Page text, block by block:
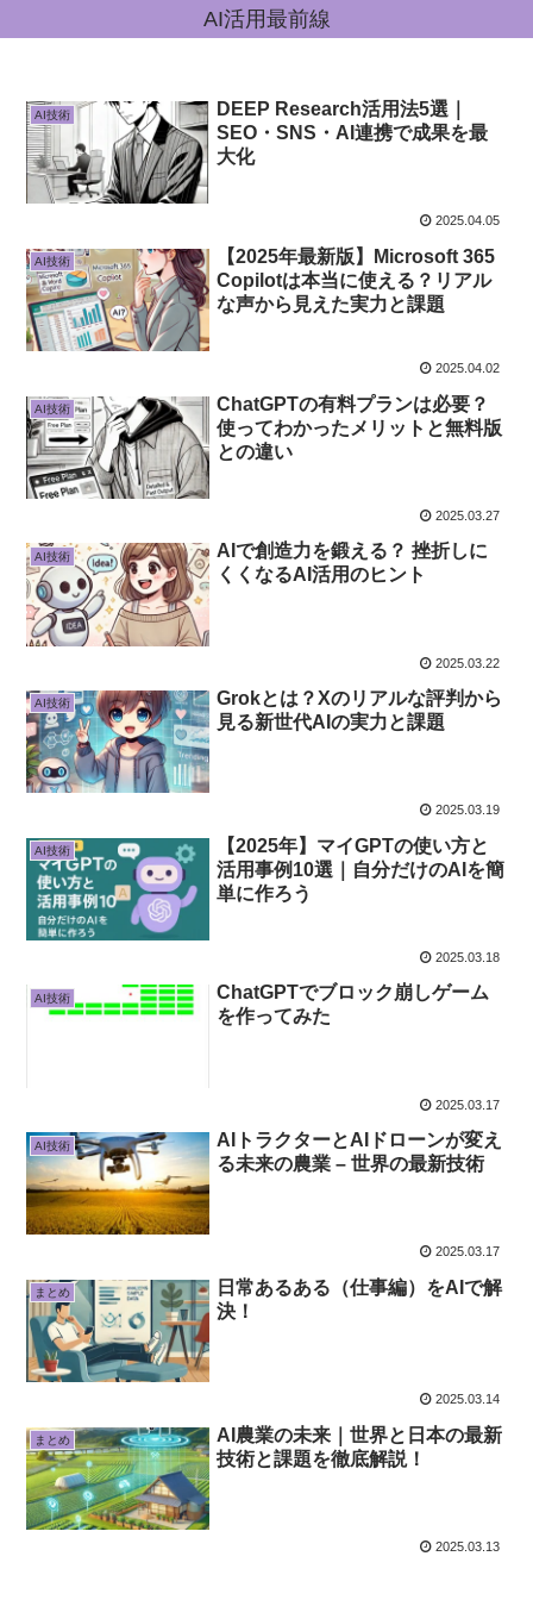
AI活用最前線
AI技術
DEEP Research活用法5選｜
SEO・SNS・AI連携で成果を最
大化
2025.04.05
AI技術
【2025年最新版】Microsoft 365
Copilotは本当に使える？リアル
な声から見えた実力と課題
2025.04.02
AI技術
ChatGPTの有料プランは必要？
使ってわかったメリットと無料版
との違い
2025.03.27
AI技術
AIで創造力を鍛える？ 挫折しに
くくなるAI活用のヒント
2025.03.22
AI技術
Grokとは？Xのリアルな評判から
見る新世代AIの実力と課題
2025.03.19
AI技術
【2025年】マイGPTの使い方と
活用事例10選｜自分だけのAIを簡
単に作ろう
2025.03.18
AI技術
ChatGPTでブロック崩しゲーム
を作ってみた
2025.03.17
AI技術
AIトラクターとAIドローンが変え
る未来の農業 – 世界の最新技術
2025.03.17
まとめ
日常あるある（仕事編）をAIで解
決！
2025.03.14
まとめ
AI農業の未来｜世界と日本の最新
技術と課題を徹底解説！
2025.03.13